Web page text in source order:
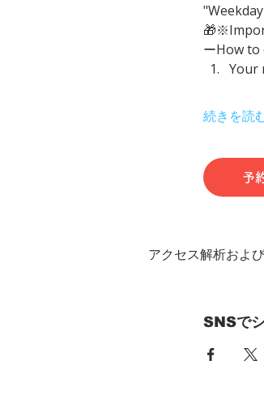
ーHow
Your
続きを読
予
アクセス解析およ
SNSで